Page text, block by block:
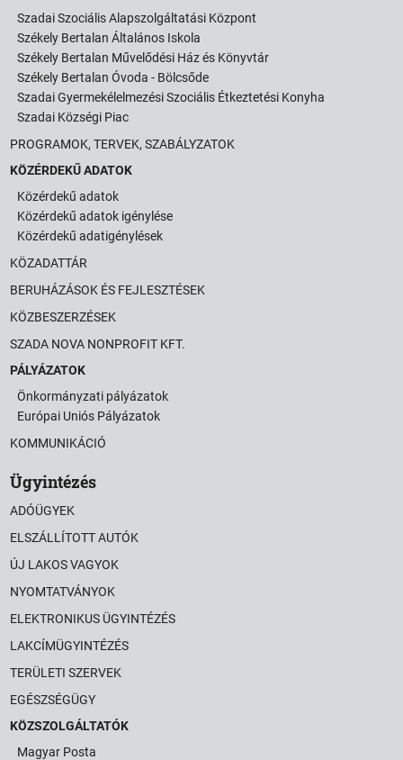
Szadai Szociális Alapszolgáltatási Központ
Székely Bertalan Általános Iskola
Székely Bertalan Művelődési Ház és Könyvtár
Székely Bertalan Óvoda - Bölcsőde
Szadai Gyermekélelmezési Szociális Étkeztetési Konyha
Szadai Községi Piac
PROGRAMOK, TERVEK, SZABÁLYZATOK
KÖZÉRDEKŰ ADATOK
Közérdekű adatok
Közérdekű adatok igénylése
Közérdekű adatigénylések
KÖZADATTÁR
BERUHÁZÁSOK ÉS FEJLESZTÉSEK
KÖZBESZERZÉSEK
SZADA NOVA NONPROFIT KFT.
PÁLYÁZATOK
Önkormányzati pályázatok
Európai Uniós Pályázatok
KOMMUNIKÁCIÓ
Ügyintézés
ADÓÜGYEK
ELSZÁLLÍTOTT AUTÓK
ÚJ LAKOS VAGYOK
NYOMTATVÁNYOK
ELEKTRONIKUS ÜGYINTÉZÉS
LAKCÍMÜGYINTÉZÉS
TERÜLETI SZERVEK
EGÉSZSÉGÜGY
KÖZSZOLGÁLTATÓK
Magyar Posta